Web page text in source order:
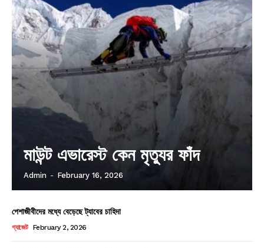
মাউন্ট এভারেস্ট কেন মৃত্যুর ফাঁদ
Admin - February 16, 2026
পেশাজীবীদের মধ্যে বেড়েছে ট্যাবের চাহিদা
গ্যাজেট February 2, 2026